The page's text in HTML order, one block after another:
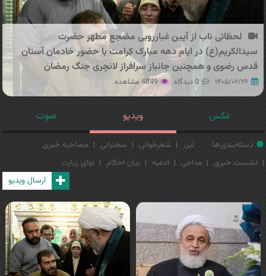
لحظاتی ناب از آیین غبارروبی مضجع مطهر حضرت
سیدالکریم(ع) در ایام دهه مبارک کرامت با حضور خادمان آستان
قدس رضوی و همچنین جانباز سرافراز لانچری جنگ رمضان
۱۴۰۵/۰۲/۲۶ 0 دیدگاه 4849 مشاهده
عکس ویدیو صوت
دسته‌بندی‌ها تیزر شعرخوانی سخنرانی
مصاحبه خبری
نشست خبری
مداحی ادعیه بیان احکام
نوای زیارت
ارسال ویدیو
صفحه‌ها